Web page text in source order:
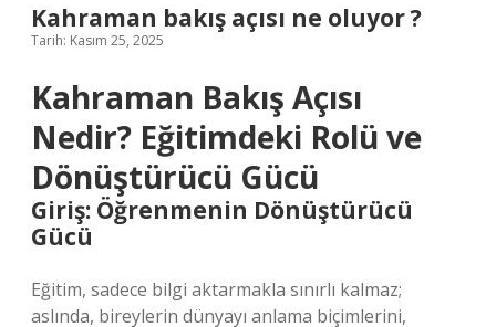
Kahraman bakış açısı ne oluyor ?
Tarih: Kasım 25, 2025
Kahraman Bakış Açısı
Nedir? Eğitimdeki Rolü ve
Dönüştürücü Gücü
Giriş: Öğrenmenin Dönüştürücü
Gücü
Eğitim, sadece bilgi aktarmakla sınırlı kalmaz;
aslında, bireylerin dünyayı anlama biçimlerini,